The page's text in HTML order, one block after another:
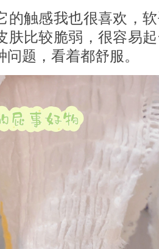
触感我也很喜欢，软
肤比较脆弱，很容易
题，看着都舒服。